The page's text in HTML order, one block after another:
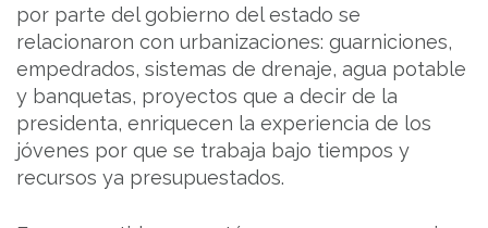
por parte del gobierno del estado se
relacionaron con urbanizaciones: guarniciones,
empedrados, sistemas de drenaje, agua potable
y banquetas, proyectos que a decir de la
presidenta, enriquecen la experiencia de los
jóvenes por que se trabaja bajo tiempos y
recursos ya presupuestados.